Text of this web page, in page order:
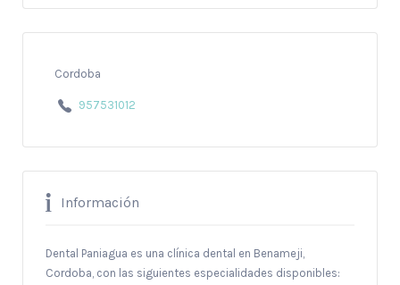
Cordoba
957531012
Información
Dental Paniagua es una clínica dental en Benameji,
Cordoba, con las siguientes especialidades disponibles: